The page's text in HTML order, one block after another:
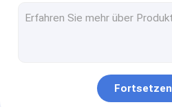
LED-Raum-Lichter
Fortsetzen